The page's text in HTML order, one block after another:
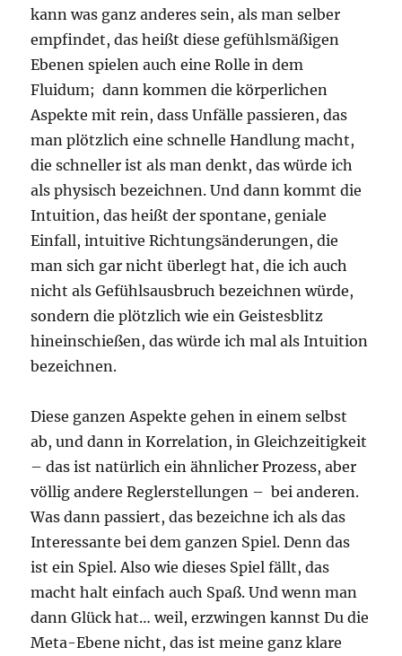
kann was ganz anderes sein, als man selber
empfindet, das heißt diese gefühlsmäßigen
Ebenen spielen auch eine Rolle in dem
Fluidum; dann kommen die körperlichen
Aspekte mit rein, dass Unfälle passieren, das
man plötzlich eine schnelle Handlung macht,
die schneller ist als man denkt, das würde ich
als physisch bezeichnen. Und dann kommt die
Intuition, das heißt der spontane, geniale
Einfall, intuitive Richtungsänderungen, die
man sich gar nicht überlegt hat, die ich auch
nicht als Gefühlsausbruch bezeichnen würde,
sondern die plötzlich wie ein Geistesblitz
hineinschießen, das würde ich mal als Intuition
bezeichnen.
Diese ganzen Aspekte gehen in einem selbst
ab, und dann in Korrelation, in Gleichzeitigkeit
– das ist natürlich ein ähnlicher Prozess, aber
völlig andere Reglerstellungen – bei anderen.
Was dann passiert, das bezeichne ich als das
Interessante bei dem ganzen Spiel. Denn das
ist ein Spiel. Also wie dieses Spiel fällt, das
macht halt einfach auch Spaß. Und wenn man
dann Glück hat… weil, erzwingen kannst Du die
Meta-Ebene nicht, das ist meine ganz klare